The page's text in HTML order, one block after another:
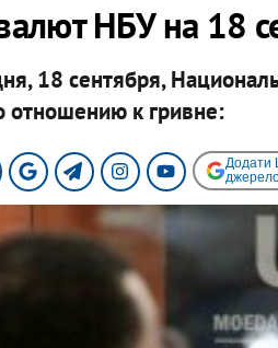
НБУ на 18
18 сентября,
отношению к гривне:
Додати